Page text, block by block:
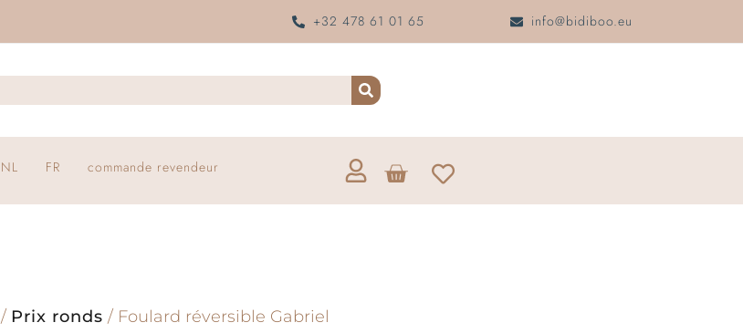
+32 478 61 01 65 info@bidiboo.eu
NL FR commande revendeur
/ Prix ronds / Foulard réversible Gabriel